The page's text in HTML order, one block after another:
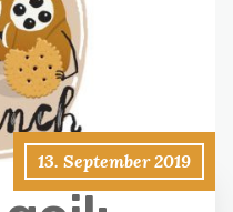
13. September 2019